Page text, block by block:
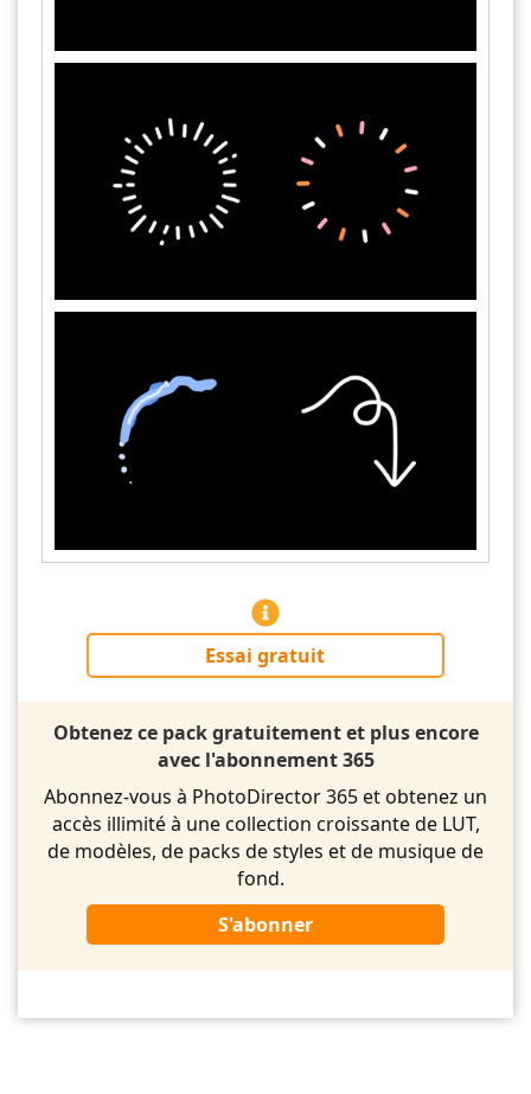
Essai gratuit
Obtenez ce pack gratuitement et plus encore
avec l'abonnement 365
Abonnez-vous à PhotoDirector 365 et obtenez un
accès illimité à une collection croissante de LUT,
de modèles, de packs de styles et de musique de
fond.
S'abonner